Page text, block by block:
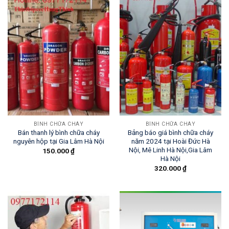
BÌNH CHỮA CHÁY
Bán thanh lý bình chữa cháy
nguyên hộp tại Gia Lâm Hà Nội
150.000₫
BÌNH CHỮA CHÁY
Bảng báo giá bình chữa cháy
năm 2024 tại Hoài Đức Hà
Nội, Mê Linh Hà Nội,Gia Lâm
Hà Nội
320.000₫